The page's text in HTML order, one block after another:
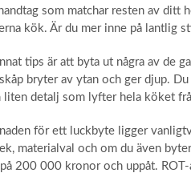
som matchar resten av
kök. Är du mer inne på lantlig
tips är att byta ut några av de
bryter av ytan och ger djup.
liten detalj som lyfter hela köket
för ett luckbyte ligger
materialval och om du även
på 200 000 kronor och uppåt.